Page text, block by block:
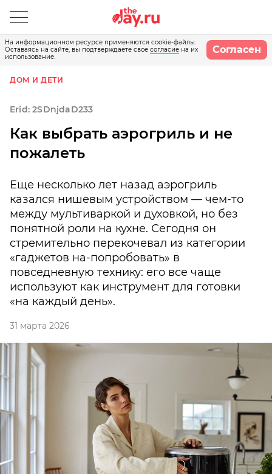
На информационном ресурсе применяются cookie-файлы.
Оставаясь на сайте, вы подтверждаете свое согласие на их
использование.
Согласен
ДОМ И ДЕТИ
Erid: 2SDnjdaD233
Как выбрать аэрогриль и не
пожалеть
Еще несколько лет назад аэрогриль
казался нишевым устройством — чем-то
между мультиваркой и духовкой, но без
понятной роли на кухне. Сегодня он
стремительно перекочевал из категории
«гаджетов на-попробовать» в
повседневную технику: его все чаще
используют как инструмент для готовки
«на каждый день».
31 марта 2026